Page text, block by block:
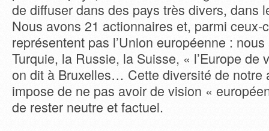
de diffuser dans des pays très divers, dans
Nous avons 21 actionnaires et, parmi ceux-
représentent pas l’Union européenne :
Turquie, la Russie, la Suisse, « l’Europe de
on dit à Bruxelles… Cette diversité de notre
impose de ne pas avoir de vision «
de rester neutre et factuel.